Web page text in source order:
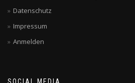
Datenschutz
Impressum
Anmelden